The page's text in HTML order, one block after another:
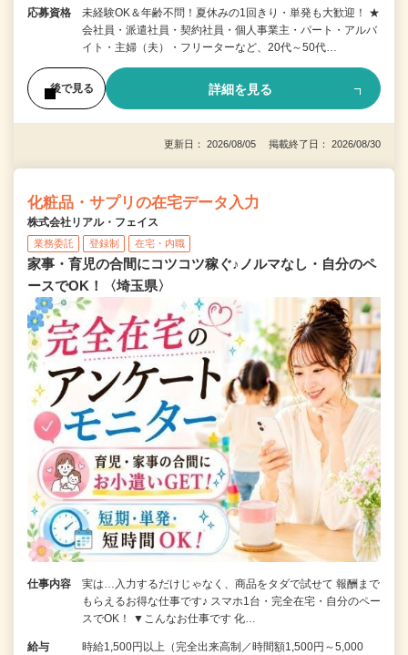
応募資格
未経験OK＆年齢不問！夏休みの1回きり・単発も大歓迎！ ★
会社員・派遣社員・契約社員・個人事業主・パート・アルバ
イト・主婦（夫）・フリーターなど、20代～50代…
後で見る 詳細を見る
更新日： 2026/08/05 掲載終了日： 2026/08/30
化粧品・サプリの在宅データ入力
株式会社リアル・フェイス
業務委託 登録制 在宅・内職
家事・育児の合間にコツコツ稼ぐ♪ノルマなし・自分のペ
ースでOK！〈埼玉県〉
仕事内容
実は…入力するだけじゃなく、商品をタダで試せて 報酬まで
もらえるお得な仕事です♪ スマホ1台・完全在宅・自分のペー
スでOK！ ▼こんなお仕事です 化…
給与
時給1,500円以上（完全出来高制／時間額1,500円～5,000